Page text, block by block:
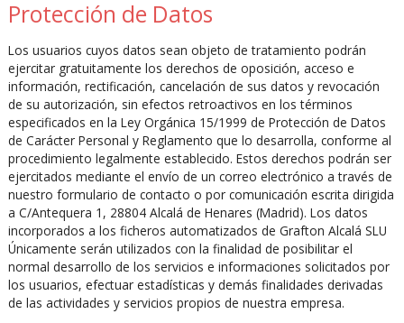
Protección de Datos
Los usuarios cuyos datos sean objeto de tratamiento podrán
ejercitar gratuitamente los derechos de oposición, acceso e
información, rectificación, cancelación de sus datos y revocación
de su autorización, sin efectos retroactivos en los términos
especificados en la Ley Orgánica 15/1999 de Protección de Datos
de Carácter Personal y Reglamento que lo desarrolla, conforme al
procedimiento legalmente establecido. Estos derechos podrán ser
ejercitados mediante el envío de un correo electrónico a través de
nuestro formulario de contacto o por comunicación escrita dirigida
a C/Antequera 1, 28804 Alcalá de Henares (Madrid). Los datos
incorporados a los ficheros automatizados de Grafton Alcalá SLU
Únicamente serán utilizados con la finalidad de posibilitar el
normal desarrollo de los servicios e informaciones solicitados por
los usuarios, efectuar estadísticas y demás finalidades derivadas
de las actividades y servicios propios de nuestra empresa.